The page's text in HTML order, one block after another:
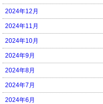
2024年12月
2024年11月
2024年10月
2024年9月
2024年8月
2024年7月
2024年6月